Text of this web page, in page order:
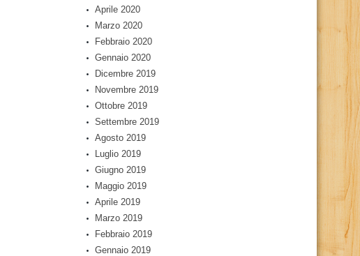
Aprile 2020
Marzo 2020
Febbraio 2020
Gennaio 2020
Dicembre 2019
Novembre 2019
Ottobre 2019
Settembre 2019
Agosto 2019
Luglio 2019
Giugno 2019
Maggio 2019
Aprile 2019
Marzo 2019
Febbraio 2019
Gennaio 2019